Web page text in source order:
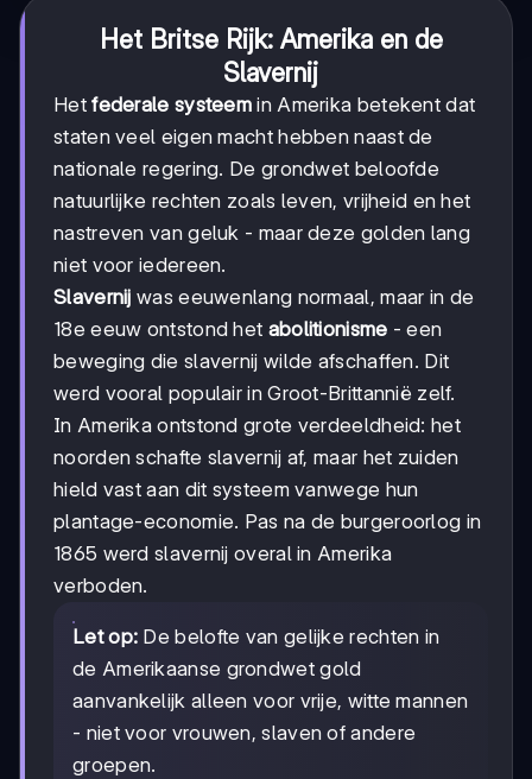
Het Britse Rijk: Amerika en de
Slavernij
Hetfederale systeem in Amerika betekent dat
staten veel eigen macht hebben naast de
nationale regering. De grondwet beloofde
natuurlijke rechten zoals leven, vrijheid en het
nastreven van geluk - maar deze golden lang
niet voor iedereen.
Slavernij was eeuwenlang normaal, maar in de
18e eeuw ontstond het abolitionisme - een
beweging die slavernij wilde afschaffen. Dit
werd vooral populair in Groot-Brittannië zelf.
In Amerika ontstond grote verdeeldheid: het
noorden schafte slavernij af, maar het zuiden
hield vast aan dit systeem vanwege hun
plantage-economie. Pas na de burgeroorlog in
1865 werd slavernij overal in Amerika
verboden.
Let op: De belofte van gelijke rechten in
de Amerikaanse grondwet gold
aanvankelijk alleen voor vrije, witte mannen
- niet voor vrouwen, slaven of andere
groepen.